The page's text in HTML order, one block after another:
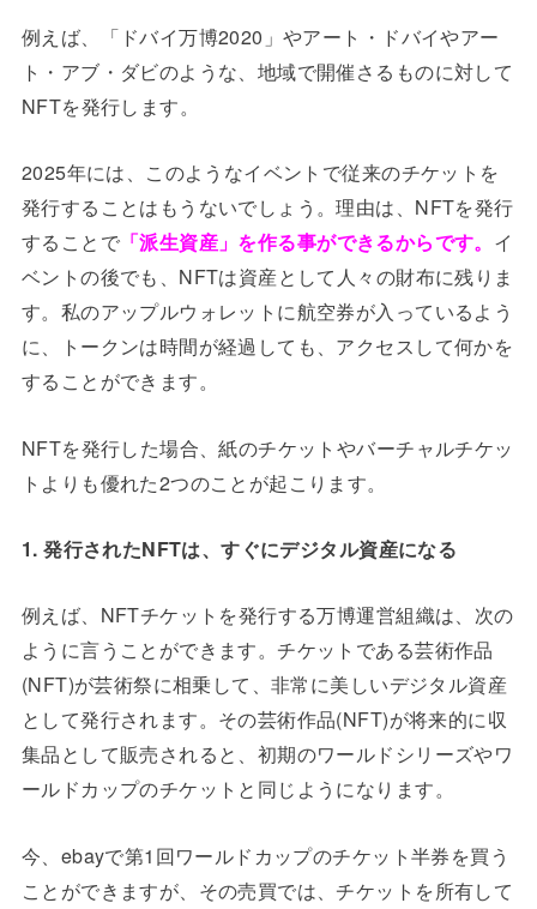
例えば、「ドバイ万博2020」やアート・ドバイやアー
ト・アブ・ダビのような、地域で開催さるものに対して
NFTを発行します。
2025年には、このようなイベントで従来のチケットを
発行することはもうないでしょう。理由は、NFTを発行
することで「派生資産」を作る事ができるからです。 イ
ベントの後でも、NFTは資産として人々の財布に残りま
す。私のアップルウォレットに航空券が入っているよう
に、トークンは時間が経過しても、アクセスして何かを
することができます。
NFTを発行した場合、紙のチケットやバーチャルチケッ
トよりも優れた2つのことが起こります。
1. 発行されたNFTは、すぐにデジタル資産になる
例えば、NFTチケットを発行する万博運営組織は、次の
ように言うことができます。チケットである芸術作品
(NFT)が芸術祭に相乗して、非常に美しいデジタル資産
として発行されます。その芸術作品(NFT)が将来的に収
集品として販売されると、初期のワールドシリーズやワ
ールドカップのチケットと同じようになります。
今、ebayで第1回ワールドカップのチケット半券を買う
ことができますが、その売買では、チケットを所有して